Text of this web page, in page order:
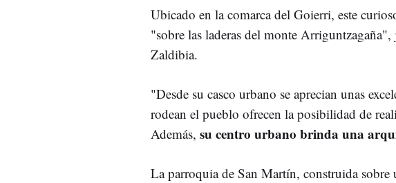
Ubicado en la comarca del Goierri, este
"sobre las laderas del monte
Zaldibia.
"Desde su casco urbano se aprecian unas
rodean el pueblo ofrecen la posibilidad de
Además, su centro urbano brinda una
La parroquia de San Martín, construida sobre